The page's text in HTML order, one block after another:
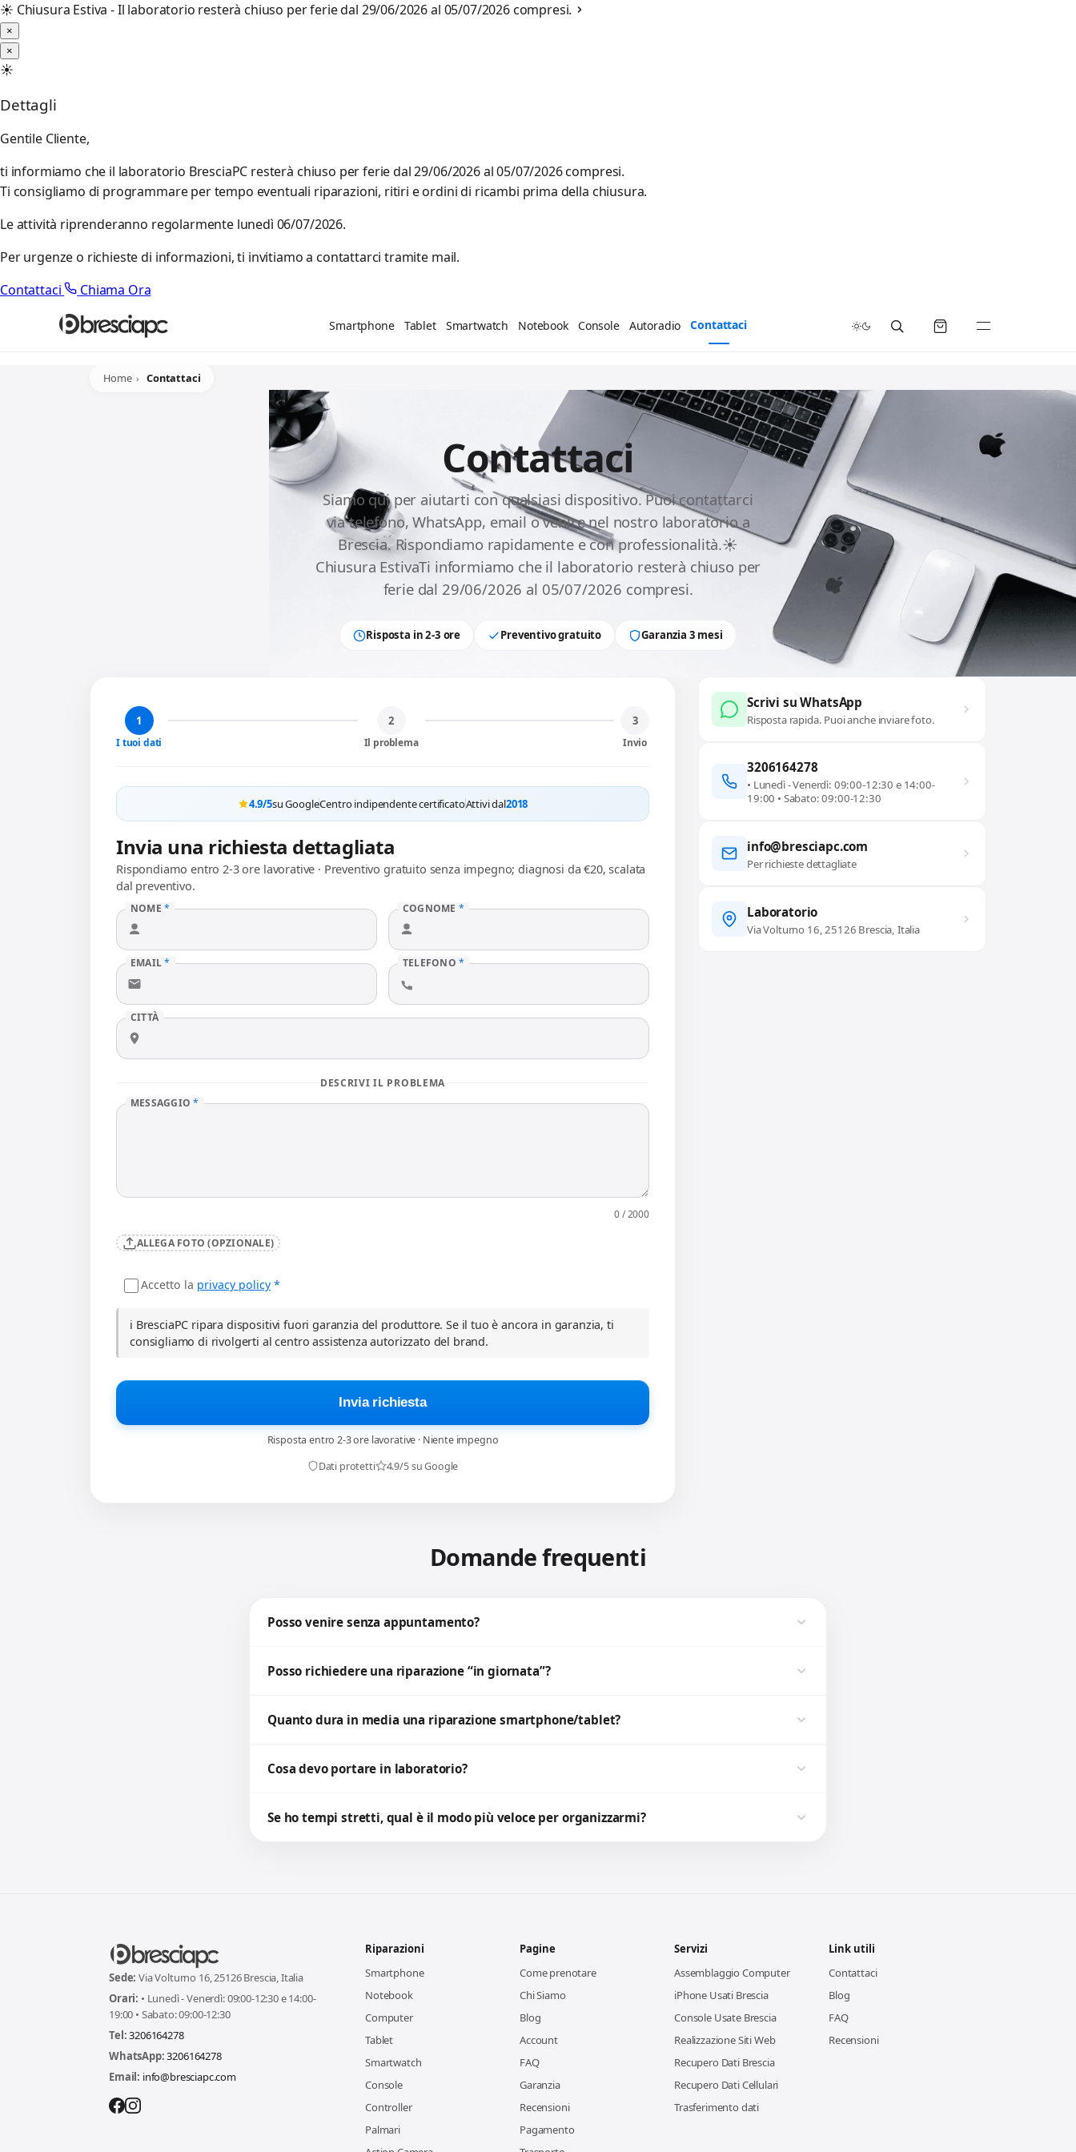
☀️ Chiusura Estiva - Il laboratorio resterà chiuso per ferie dal 29/06/2026 al 05/07/2026 compresi.
×
×
☀️
Dettagli
Gentile Cliente,
ti informiamo che il laboratorio BresciaPC resterà chiuso per ferie dal 29/06/2026 al 05/07/2026 compresi.
Ti consigliamo di programmare per tempo eventuali riparazioni, ritiri e ordini di ricambi prima della chiusura.
Le attività riprenderanno regolarmente lunedì 06/07/2026.
Per urgenze o richieste di informazioni, ti invitiamo a contattarci tramite mail.
Contattaci
Chiama Ora
Smartphone Tablet Smartwatch Notebook Console Autoradio Contattaci
Home Contattaci
Contattaci
Siamo qui per aiutarti con qualsiasi dispositivo. Puoi contattarci
via telefono, WhatsApp, email o venire nel nostro laboratorio a
Brescia. Rispondiamo rapidamente e con professionalità.☀️
Chiusura EstivaTi informiamo che il laboratorio resterà chiuso per
ferie dal 29/06/2026 al 05/07/2026 compresi.
Risposta in 2-3 ore Preventivo gratuito Garanzia 3 mesi
1
I tuoi dati
2
Il problema
3
Invio
4.9/5su GoogleCentro indipendente certificatoAttivi dal2018
Invia una richiesta dettagliata
Rispondiamo entro 2-3 ore lavorative · Preventivo gratuito senza impegno; diagnosi da €20, scalata
dal preventivo.
NOME* COGNOME *
EMAIL* TELEFONO*
CITTÀ
DESCRIVI IL PROBLEMA
MESSAGGIO*
0 / 2000
ALLEGA FOTO (OPZIONALE)
Accetto la privacy policy *
ℹ️ BresciaPC ripara dispositivi fuori garanzia del produttore. Se il tuo è ancora in garanzia, ti
consigliamo di rivolgerti al centro assistenza autorizzato del brand.
Invia richiesta
Risposta entro 2-3 ore lavorative · Niente impegno
Dati protetti
4.9/5 su Google
Scrivi su WhatsApp
Risposta rapida. Puoi anche inviare foto.
3206164278
• Lunedì - Venerdì: 09:00-12:30 e 14:00-
19:00 • Sabato: 09:00-12:30
info@bresciapc.com
Per richieste dettagliate
Laboratorio
Via Volturno 16, 25126 Brescia, Italia
Domande frequenti
Posso venire senza appuntamento?
Posso richiedere una riparazione “in giornata”?
Quanto dura in media una riparazione smartphone/tablet?
Cosa devo portare in laboratorio?
Se ho tempi stretti, qual è il modo più veloce per organizzarmi?
Sede: Via Volturno 16, 25126 Brescia, Italia
Orari: • Lunedì - Venerdì: 09:00-12:30 e 14:00-
19:00 • Sabato: 09:00-12:30
Tel:3206164278
WhatsApp:3206164278
Email: info@bresciapc.com
Riparazioni
Smartphone
Notebook
Computer
Tablet
Smartwatch
Console
Controller
Palmari
Pagine
Come prenotare
Chi Siamo
Blog
Account
FAQ
Garanzia
Recensioni
Pagamento
Servizi
Assemblaggio Computer
iPhone Usati Brescia
Console Usate Brescia
Realizzazione Siti Web
Recupero Dati Brescia
Recupero Dati Cellulari
Trasferimento dati
Link utili
Contattaci
Blog
FAQ
Recensioni